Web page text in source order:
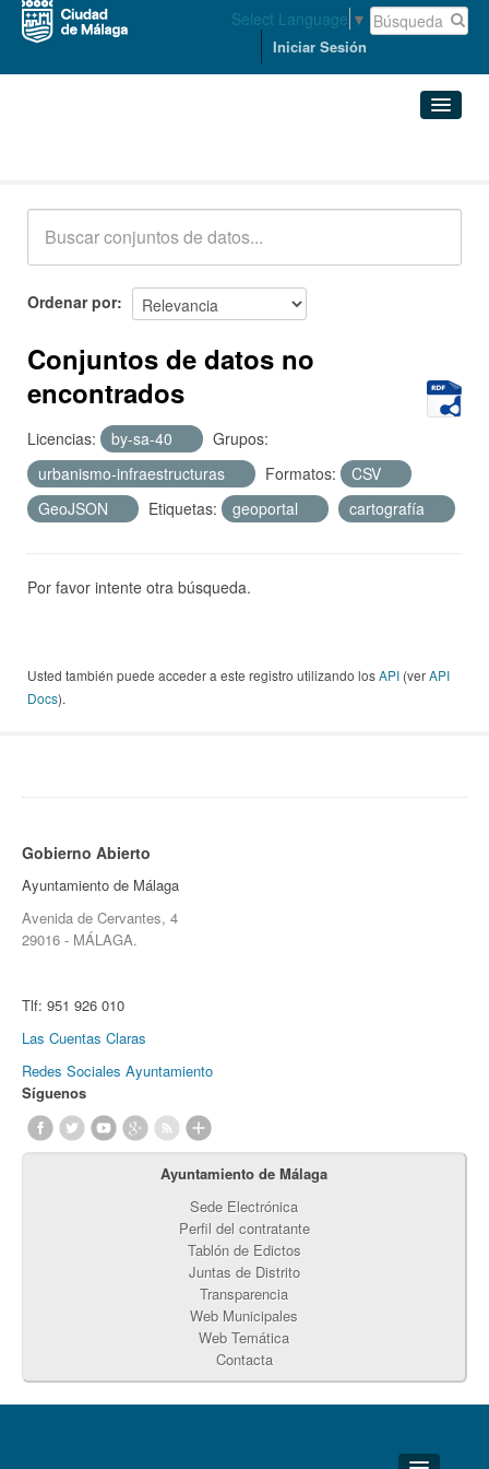
Select Language ▼
Iniciar Sesión
Acerca de
Ordenar por
Conjuntos de datos no
encontrados
Licencias: by-sa-40
Grupos:
urbanismo-infraestructuras
Formatos:
CSV
GeoJSON
Etiquetas: geoportal cartografía
Por favor intente otra búsqueda.
Usted también puede acceder a este registro utilizando losAPI (verAPI
Docs).
Gobierno Abierto
Ayuntamiento de Málaga
Avenida de Cervantes, 4
29016 - MÁLAGA.
Tlf: 951 926 010
Las Cuentas Claras
Redes Sociales Ayuntamiento
Síguenos
Ayuntamiento de Málaga
Sede Electrónica
Perfil del contratante
Tablón de Edictos
Juntas de Distrito
Transparencia
Web Municipales
Web Temática
Contacta